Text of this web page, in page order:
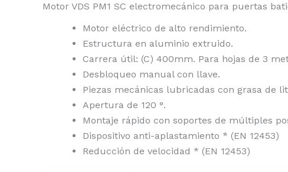
Motor VDS PM1 SC electromecánico para puertas
Motor eléctrico de alto rendimiento.
Estructura en aluminio extruido.
Carrera útil: (C) 400mm. Para hojas de 3
Desbloqueo manual con llave.
Piezas mecánicas lubricadas con grasa de
Apertura de 120 °.
Montaje rápido con soportes de múltiples
Dispositivo anti-aplastamiento * (EN 12453)
Reducción de velocidad * (EN 12453)